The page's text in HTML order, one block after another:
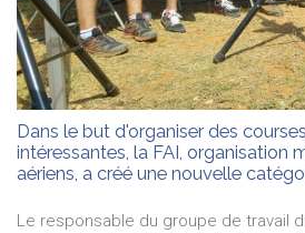
Dans le but d'organiser des
intéressantes, la FAI, organisation
aériens, a créé une nouvelle
Le responsable du groupe de travail